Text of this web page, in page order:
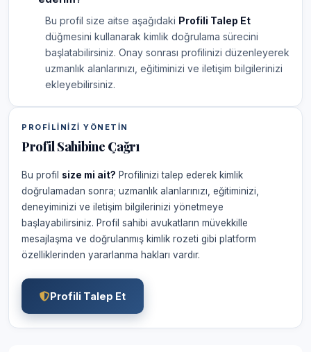
Bu profil size aitse aşağıdaki Profili Talep Et
düğmesini kullanarak kimlik doğrulama sürecini
başlatabilirsiniz. Onay sonrası profilinizi düzenleyerek
uzmanlık alanlarınızı, eğitiminizi ve iletişim bilgilerinizi
ekleyebilirsiniz.
PROFILINIZI YÖNETIN
Profil Sahibine Çağrı
Bu profil size mi ait? Profilinizi talep ederek kimlik
doğrulamadan sonra; uzmanlık alanlarınızı, eğitiminizi,
deneyiminizi ve iletişim bilgilerinizi yönetmeye
başlayabilirsiniz. Profil sahibi avukatların müvekkille
mesajlaşma ve doğrulanmış kimlik rozeti gibi platform
özelliklerinden yararlanma hakları vardır.
Profili Talep Et